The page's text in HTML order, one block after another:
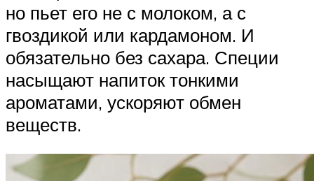
но пьет его не с молоком, а с
гвоздикой или кардамоном. И
обязательно без сахара. Специи
насыщают напиток тонкими
ароматами, ускоряют обмен
веществ.